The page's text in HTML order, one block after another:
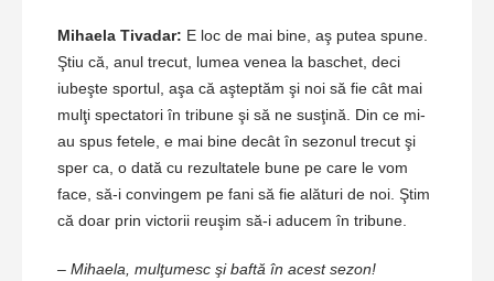
Mihaela Tivadar: E loc de mai bine, aş putea spune.
Ştiu că, anul trecut, lumea venea la baschet, deci
iubeşte sportul, aşa că aşteptăm şi noi să fie cât mai
mulţi spectatori în tribune şi să ne susţină. Din ce mi-
au spus fetele, e mai bine decât în sezonul trecut şi
sper ca, o dată cu rezultatele bune pe care le vom
face, să-i convingem pe fani să fie alături de noi. Ştim
că doar prin victorii reuşim să-i aducem în tribune.
– Mihaela, mulţumesc şi baftă în acest sezon!